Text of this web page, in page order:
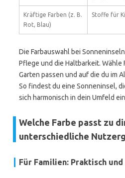
Kräftige Farben (z. B.
Rot, Blau)
Stoffe für
Die Farbauswahl bei
Pflege und die Haltbarkeit. Wähle
Garten passen und auf die du im
So findest du eine Sonneninsel,
sich harmonisch in dein Umfeld
Welche Farbe passt zu
unterschiedliche
Für Familien: Praktisch